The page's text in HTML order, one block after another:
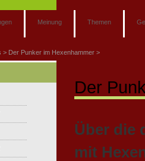
Meinung Themen
Der Punker im Hexenhammer
Der
Über die
mit